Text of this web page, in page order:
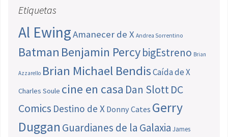
Etiquetas
Al EwingAmanecer de X Andrea Sorrentino
Batman Benjamin PercybigEstreno Brian
Azzarello Brian Michael BendisCaída de X
Charles Soule cine en casa Dan SlottDC
Comics Destino de X Donny Cates Gerry
Duggan Guardianes de la Galaxia James